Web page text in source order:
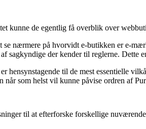
kunne de egentlig få overblik over
nærmere på hvorvidt e-butikken er e-
sagkyndige der kender til reglerne.
hensynstagende til de mest essentielle
når som helst vil kunne påvise ordren af
til at efterforske forskellige